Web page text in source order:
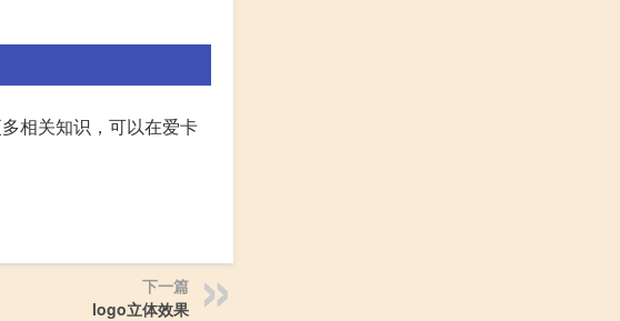
相关知识，可以在爱卡
下一篇
logo立体效果